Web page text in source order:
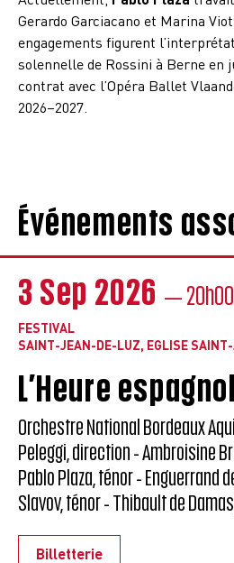
Gerardo Garciacano et Marina
engagements figurent
solennelle de Rossini à Berne en
contrat avec l’Opéra Ballet
2026–2027.
Événements
3 Sep 2026 — 20h00
FESTIVAL
SAINT-JEAN-DE-LUZ, EGLISE
L’Heure
Orchestre National Bordeaux
Peleggi, direction - Ambroisine
Pablo Plaza, ténor - Enguerrand
Slavov, ténor - Thibault de
Billetterie